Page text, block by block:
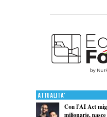
Attualita'
Con l’AI Act
milionarie,